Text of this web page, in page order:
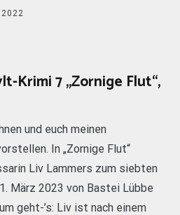
Krimi 7 „Zornige Flut“,
und euch meinen
In „Zornige Flut“
Liv Lammers zum siebten
März 2023 von Bastei Lübbe
geht-’s: Liv ist nach einem